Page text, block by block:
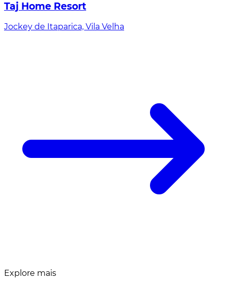
Taj Home Resort
Jockey de Itaparica, Vila Velha
Explore mais